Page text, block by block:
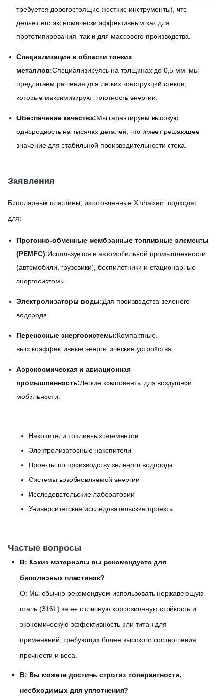
требуется дорогостоящие жесткие инструменты), что
делает его экономически эффективным как для
прототипирования, так и для массового производства.
Специализация в области тонких
металлов:Специализируясь на толщинах до 0,5 мм, мы
предлагаем решения для легких конструкций стеков,
которые максимизируют плотность энергии.
Обеспечение качества:Мы гарантируем высокую
однородность на тысячах деталей, что имеет решающее
значение для стабильной производительности стека.
Заявления
Биполярные пластины, изготовленные Xinhaisen, подходят
для:
Протонно-обменные мембранные топливные элементы
(PEMFC):Используется в автомобильной промышленности
(автомобили, грузовики), беспилотники и стационарные
энергосистемы.
Электролизаторы воды:Для производства зеленого
водорода.
Переносные энергосистемы:Компактные,
высокоэффективные энергетические устройства.
Аэрокосмическая и авиационная
промышленность:Легкие компоненты для воздушной
мобильности.
Накопители топливных элементов
Электролизаторные накопители
Проекты по производству зеленого водорода
Системы возобновляемой энергии
Исследовательские лаборатории
Университетские исследовательские проекты
Частые вопросы
В: Какие материалы вы рекомендуете для
биполярных пластинок?
О: Мы обычно рекомендуем использовать нержавеющую
сталь (316L) за ее отличную коррозионную стойкость и
экономическую эффективность или титан для
применений, требующих более высокого соотношения
прочности и веса.
В: Вы можете достичь строгих толерантности,
необходимых для уплотнения?